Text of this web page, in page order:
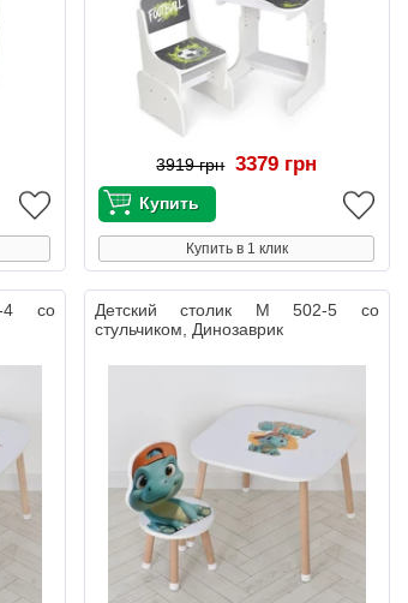
3919 грн 3379 грн
Купить в 1 клик
4 со
Детский столик M 502-5 со
стульчиком, Динозаврик